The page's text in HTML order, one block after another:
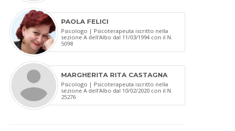
PAOLA FELICI
Psicologo | Psicoterapeuta iscritto nella
sezione A dell'Albo dal 11/03/1994 con il N.
5098
MARGHERITA RITA CASTAGNA
Psicologo | Psicoterapeuta iscritto nella
sezione A dell'Albo dal 10/02/2020 con il N.
25276